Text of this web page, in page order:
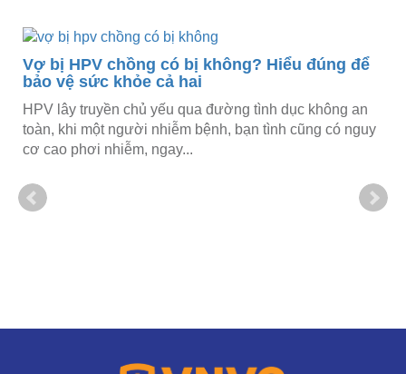
Vợ bị HPV chồng có bị không? Hiểu đúng để
bảo vệ sức khỏe cả hai
HPV lây truyền chủ yếu qua đường tình dục không an
toàn, khi một người nhiễm bệnh, bạn tình cũng có nguy
cơ cao phơi nhiễm, ngay...